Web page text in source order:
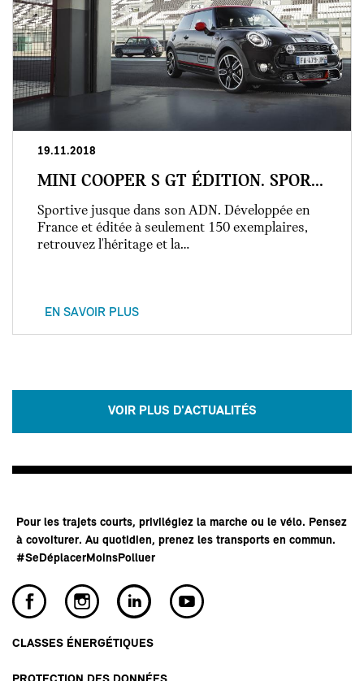
19.11.2018
MINI COOPER S GT ÉDITION. SPOR...
Sportive jusque dans son ADN. Développée en
France et éditée à seulement 150 exemplaires,
retrouvez l'héritage et la…
EN SAVOIR PLUS
VOIR PLUS D'ACTUALITÉS
Pour les trajets courts, privilégiez la marche ou le vélo. Pensez
à covoiturer. Au quotidien, prenez les transports en commun.
#SeDéplacerMoinsPolluer
CLASSES ÉNERGÉTIQUES